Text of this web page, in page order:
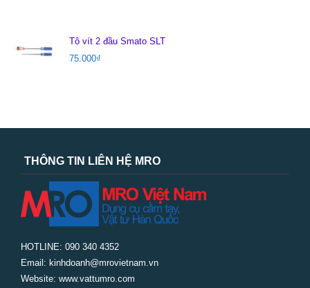
Tô vít 2 đầu Smato SLT
75.000₫
THÔNG TIN LIÊN HỆ MRO
HOTLINE: 090 340 4352
Email: kinhdoanh@mrovietnam.vn
Website: www.vattumro.com